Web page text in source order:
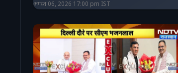
अगस्त 06, 2026 17:00 pm IST